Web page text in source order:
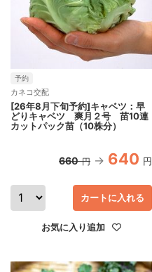
予約
カネコ交配
[26年8月下旬予約]キャベツ：早
どりキャベツ 爽月２号 苗10連
カットパック苗（10株分）
660 円 640 円
お気に入り追加
カートに入れる